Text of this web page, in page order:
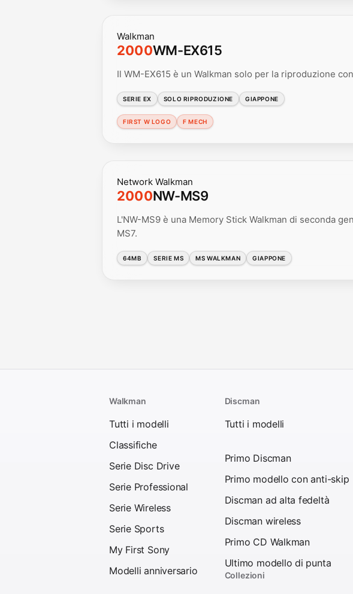
Walkman
2000WM-EX615
Il WM-EX615 è un Walkman solo per la riproduzione
SERIE EX SOLO RIPRODUZIONE GIAPPONE
FIRST W LOGO F MECH
Network Walkman
2000NW-MS9
L'NW-MS9 è una Memory Stick Walkman di seconda
MS7.
64MB SERIE MS MS WALKMAN GIAPPONE
Walkman
Tutti i modelli
Classifiche
Serie Disc Drive
Serie Professional
Serie Wireless
Serie Sports
My First Sony
Modelli anniversario
Discman
Tutti i modelli
Primo Discman
Primo modello con anti-skip
Discman ad alta fedeltà
Discman wireless
Primo CD Walkman
Ultimo modello di punta
Collezioni